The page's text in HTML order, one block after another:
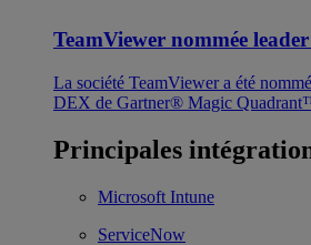
TeamViewer nommée
La société TeamViewer a été
DEX de Gartner® Magic
Principales
Microsoft Intune
ServiceNow